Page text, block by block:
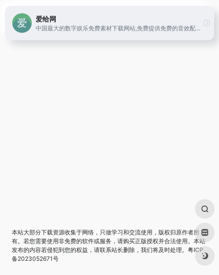
爱给网
中国最大的数字娱乐免费素材下载网站,免费提供免费的音效配乐|3D模型|视频|游戏素材资源下载。
本站大部分下载资源收集于网络，只做学习和交流使用，版权归原作者所
有。若您需要使用非免费的软件或服务，请购买正版授权并合法使用。本站
发布的内容若侵犯到您的权益，请联系站长删除，我们将及时处理。 粤ICP
备2023052671号